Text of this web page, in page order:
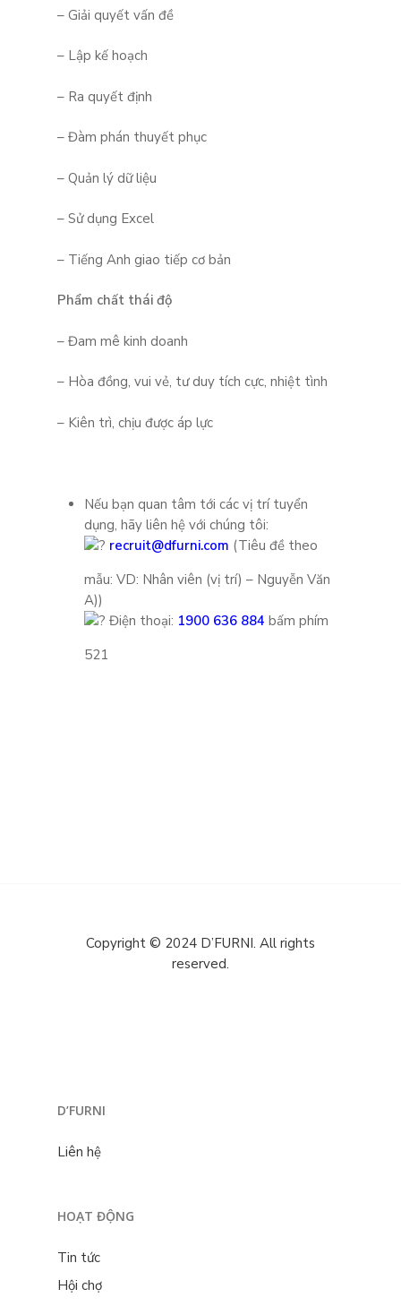
– Giải quyết vấn đề
– Lập kế hoạch
– Ra quyết định
– Đàm phán thuyết phục
– Quản lý dữ liệu
– Sử dụng Excel
– Tiếng Anh giao tiếp cơ bản
Phẩm chất thái độ
– Đam mê kinh doanh
– Hòa đồng, vui vẻ, tư duy tích cực, nhiệt tình
– Kiên trì, chịu được áp lực
Nếu bạn quan tâm tới các vị trí tuyển
dụng, hãy liên hệ với chúng tôi:
recruit@dfurni.com (Tiêu đề theo
mẫu: VD: Nhân viên (vị trí) – Nguyễn Văn
A))
Điện thoại: 1900 636 884 bấm phím
521
Copyright © 2024 D’FURNI. All rights
reserved.
D’FURNI
Liên hệ
HOẠT ĐỘNG
Tin tức
Hội chợ